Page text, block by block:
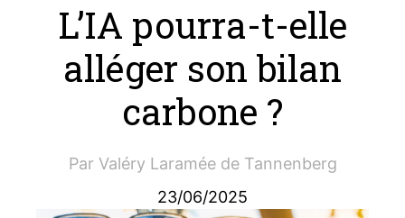
L’IA pourra-t-elle
alléger son bilan
carbone ?
Par Valéry Laramée de Tannenberg
23/06/2025